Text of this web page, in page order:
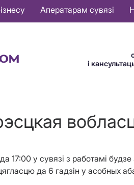
Аператарам сувязі
і
17:00 у сувязі з работамі будзе
да 6 гадзiн у асобных